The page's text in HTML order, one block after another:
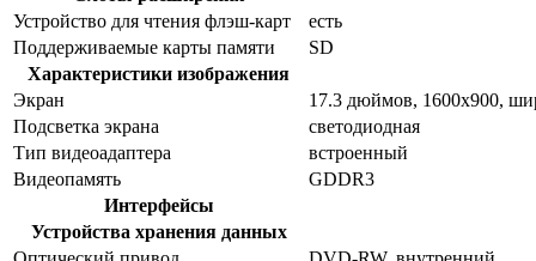
Устройство для чтения флэш-карт
есть
Поддерживаемые карты памяти
SD
Характеристики изображения
Экран
17.3 дюймов, 1600x900,
Подсветка экрана
светодиодная
Тип видеоадаптера
встроенный
Видеопамять
GDDR3
Интерфейсы
Устройства хранения данных